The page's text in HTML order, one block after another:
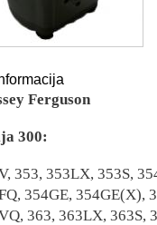
Ferguson
300:
353, 353LX, 353S,
354GE, 354GE(X),
363, 363LX, 363S,